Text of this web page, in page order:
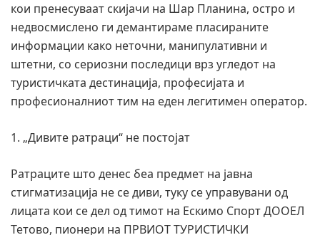
кои пренесуваат скијачи на Шар Планина, остро и
недвосмислено ги демантираме пласираните
информации како неточни, манипулативни и
штетни, со сериозни последици врз угледот на
туристичката дестинација, професијата и
професионалниот тим на еден легитимен оператор.
1. „Дивите ратраци“ не постојат
Ратраците што денес беа предмет на јавна
стигматизација не се диви, туку се управувани од
лицата кои се дел од тимот на Ескимо Спорт ДООЕЛ
Тетово, пионери на ПРВИОТ ТУРИСТИЧКИ